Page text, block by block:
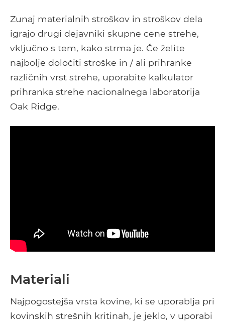
Zunaj materialnih stroškov in stroškov dela
igrajo drugi dejavniki skupne cene strehe,
vključno s tem, kako strma je. Če želite
najbolje določiti stroške in / ali prihranke
različnih vrst strehe, uporabite kalkulator
prihranka strehe nacionalnega laboratorija
Oak Ridge.
Materiali
Najpogostejša vrsta kovine, ki se uporablja pri
kovinskih strešnih kritinah, je jeklo, v uporabi